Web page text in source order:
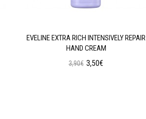
EVELINE EXTRA RICH INTENSIVELY REPAIR
HAND CREAM
3,90€ 3,50€